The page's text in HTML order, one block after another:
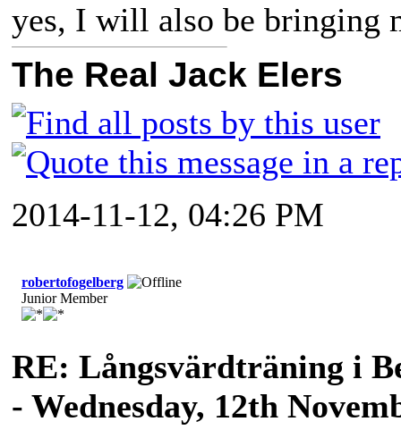
yes, I will also be bringing
The Real Jack Elers
2014-11-12, 04:26 PM
robertofogelberg
Junior Member
RE: Långsvärdträning i
- Wednesday, 12th